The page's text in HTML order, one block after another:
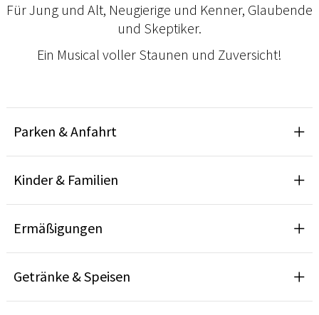
Für Jung und Alt, Neugierige und Kenner, Glaubende
und Skeptiker.
Ein Musical voller Staunen und Zuversicht!
Parken & Anfahrt
Kinder & Familien
Ermäßigungen
Getränke & Speisen